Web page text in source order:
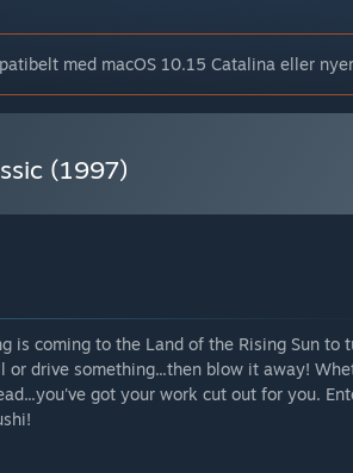
med macOS 10.15 Catalina eller
(1997)
is coming to the Land of the Rising Sun
drive something...then blow it away!
got your work cut out for you.